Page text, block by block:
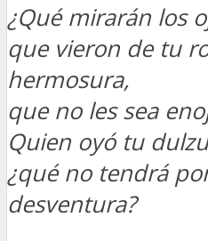
¿Qué mirarán los
que vieron de tu
hermosura,
que no les sea
Quien oyó tu
¿qué no tendrá
desventura?